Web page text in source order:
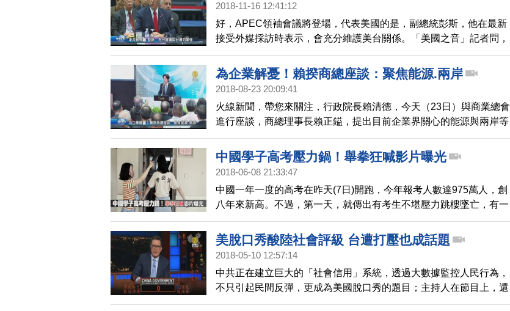
2018-11-16 12:41:12
好，APEC領袖會議將登場，代表美國的是，副總統彭斯，他在最新
接受外媒採訪時表示，會充分維護美台關係。「美國之音」記者問，
彭斯曾讚揚台灣擁抱民主，美國是否有計劃協助台灣擴大國際空間？
彭斯回覆，川普政府與美國國會都曾對此表達過看法，即使美國持續
遵守一個中國政策，也將充分遵守與台灣的各項協議和條約。彭斯是
樣的元首級人物，他在APEC期間是否會和台灣代表張忠謀有互動，
也受到矚目。
為企業解憂！賴揆商總座談：聚焦能源.兩岸
2018-08-23 20:09:41
火線新聞，帶您來關注，行政院長賴清德，今天（23日）與商業總會
進行座談，商總理事長賴正鎰，提出目前企業界關心的能源與兩岸等
議題。尤其是，企業界擔心未來實施非核家園後，台灣將會有缺電危
機，賴清德院長，還特別用一個小故事，來舉例說明，希望企業界能
夠，改變想法。我們今天的，火線頭條報導。
中國學子高考壓力鍋！舉拳狂喊影片曝光
2018-06-08 21:33:47
中國一年一度的高考在昨天(7日)開跑，今年報考人數達975萬人，創
八年來新高。不過，第一天，就傳出有考生不堪壓力跳樓墜亡，有一
段學校考前宣誓影片，在網路上被廣傳，學生集體手舉拳頭用擴音器
狂喊，有網友認為，中共社會的高考壓力鍋，是毀滅性的教育。
美脫口秀酸陸社會評級 台遭打壓也成話題
2018-05-10 12:57:14
中共正在建立巨大的「社會信用」系統，透過大數據監控人民行為，
不只引起民間反彈，更成為美國脫口秀的題目；主持人在節目上，還
針對中共近來頻頻頻施壓外企，更改台灣名稱，做了有力的嘲諷。